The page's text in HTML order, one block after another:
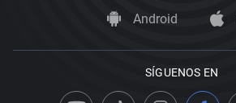
Android
SÍGUENOS EN